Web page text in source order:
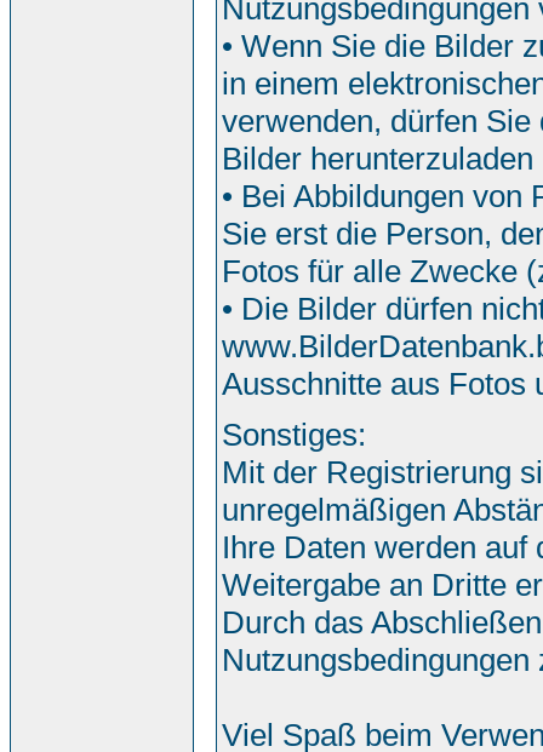
• Wenn Sie die Bilder
in einem
verwenden, dürfen
Bilder
• Bei Abbildungen von
Sie erst die Person,
Fotos für alle Zwecke
• Die Bilder dürfen
Ausschnitte aus Fotos
Sonstiges:
Mit der Registrierung
unregelmäßigen
Ihre Daten werden
Weitergabe an Dritte
Durch das
Nutzungsbedingungen
Viel Spaß beim